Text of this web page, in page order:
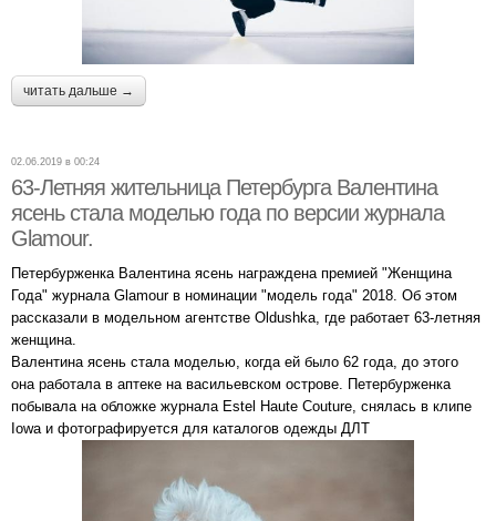
читать дальше →
02.06.2019 в 00:24
63-Летняя жительница Петербурга Валентина
ясень стала моделью года по версии журнала
Glamour.
Петербурженка Валентина ясень награждена премией "Женщина
Года" журнала Glamour в номинации "модель года" 2018. Об этом
рассказали в модельном агентстве Oldushka, где работает 63-летняя
женщина.
Валентина ясень стала моделью, когда ей было 62 года, до этого
она работала в аптеке на васильевском острове. Петербурженка
побывала на обложке журнала Estel Haute Couture, снялась в клипе
Iowa и фотографируется для каталогов одежды ДЛТ